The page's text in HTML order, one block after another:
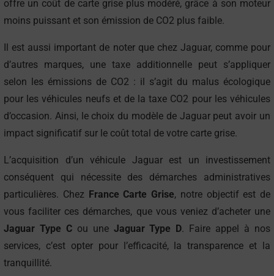
offre un coût de carte grise plus modéré, grâce à son moteur
moins puissant et son émission de CO2 plus faible.
Il est aussi important de noter que chez Jaguar, comme pour
d’autres marques, une taxe additionnelle peut s’appliquer
selon les émissions de CO2 : il s’agit du malus écologique
pour les véhicules neufs et de la taxe CO2 pour les véhicules
d’occasion. Ainsi, le choix du modèle de Jaguar peut avoir un
impact significatif sur le coût total de votre carte grise.
L’acquisition d’un véhicule Jaguar est un investissement
conséquent qui nécessite des démarches administratives
particulières. Chez France Carte Grise, notre objectif est de
vous faciliter ces démarches, que vous veniez d’acheter une
Jaguar Type Cou une Jaguar Type D. Faire appel à nos
services, c’est opter pour l’efficacité, la transparence et la
tranquillité.